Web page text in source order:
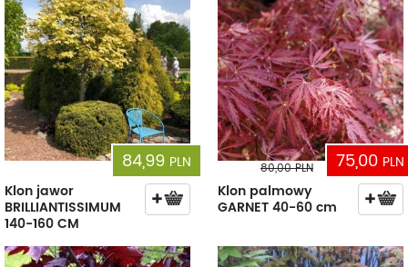
84,99 PLN
Klon jawor
BRILLIANTISSIMUM
140-160 CM
75,00 PLN
80,00PLN
Klon palmowy
GARNET 40-60 cm